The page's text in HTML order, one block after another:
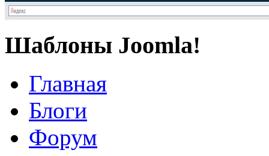
Шаблоны Joomla!
Главная
Блоги
Форум